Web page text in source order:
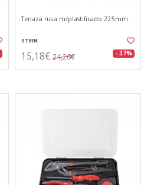
Tenaza rusa m/plastificado 225mm.
STEIN
15,18€ 24,26€ - 37%